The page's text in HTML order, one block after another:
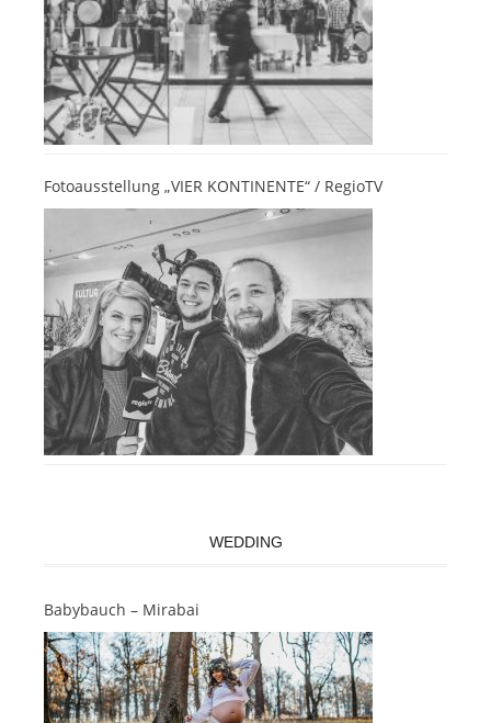
Fotoausstellung „VIER KONTINENTE“ / RegioTV
WEDDING
Babybauch – Mirabai